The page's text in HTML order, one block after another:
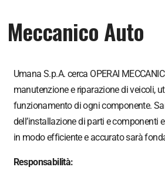
Meccanico Auto
Umana S.p.A. cerca OPERAI
manutenzione e riparazione di veicoli,
funzionamento di ogni componente.
dell’installazione di parti e componenti
in modo efficiente e accurato sarà
Responsabilità: